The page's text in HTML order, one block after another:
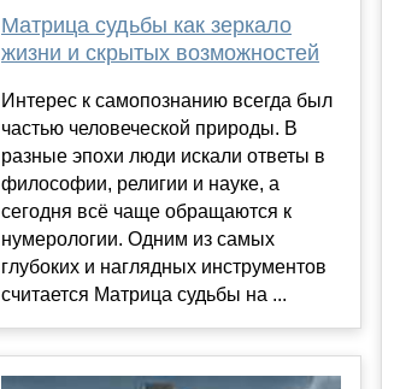
Матрица судьбы как зеркало
жизни и скрытых возможностей
Интерес к самопознанию всегда был
частью человеческой природы. В
разные эпохи люди искали ответы в
философии, религии и науке, а
сегодня всё чаще обращаются к
нумерологии. Одним из самых
глубоких и наглядных инструментов
считается Матрица судьбы на ...